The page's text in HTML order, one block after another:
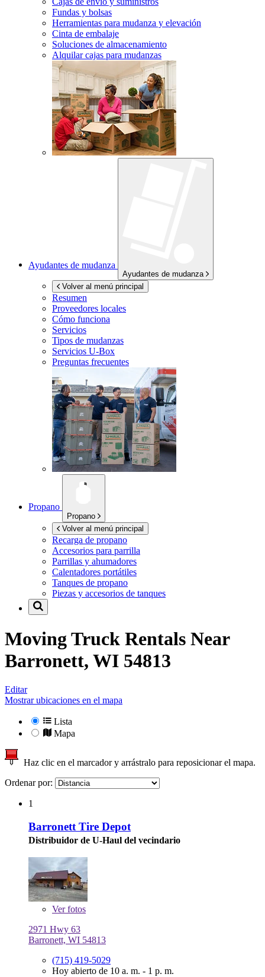
Fundas y bolsas
Herramientas para mudanza y elevación
Cinta de embalaje
Soluciones de almacenamiento
Alquilar cajas para mudanzas
Ayudantes de mudanza
Ayudantes de mudanza
Volver al menú principal
Resumen
Proveedores locales
Cómo funciona
Servicios
Tipos de mudanzas
Servicios U-Box
Preguntas frecuentes
Propano
Propano
Volver al menú principal
Recarga de propano
Accesorios para parrilla
Parrillas y ahumadores
Calentadores portátiles
Tanques de propano
Piezas y accesorios de tanques
Moving Truck Rentals Near
Barronett, WI 54813
Editar
Mostrar ubicaciones en el mapa
Lista
Mapa
Haz clic en el marcador y arrástralo para reposicionar el mapa.
Ordenar por:
1
Barronett Tire Depot
Distribuidor de U-Haul del vecindario
Verfotos
2971 Hwy 63
Barronett, WI 54813
(715) 419-5029
Hoy abierto de 10 a. m. - 1 p. m.